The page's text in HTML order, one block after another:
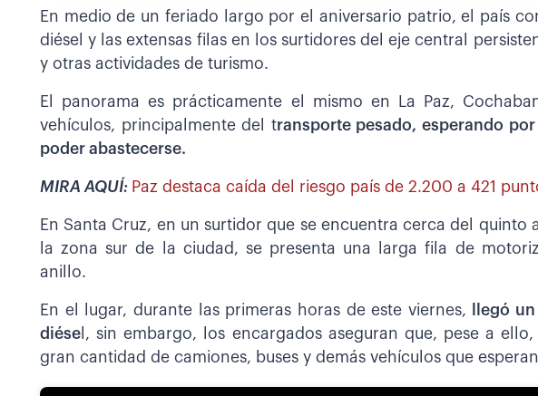
En medio de un feriado largo por el aniversario patrio, el país
diésel y las extensas filas en los surtidores del eje central
y otras actividades de turismo.
El panorama es prácticamente el mismo en La Paz,
vehículos, principalmente del transporte pesado, esperando
poder abastecerse.
MIRA AQUÍ: Paz destaca caída del riesgo país de 2.200 a 421
En Santa Cruz, en un surtidor que se encuentra cerca del quinto
la zona sur de la ciudad, se presenta una larga fila de
anillo.
En el lugar, durante las primeras horas de este viernes,
llegó
diése l, sin embargo, los encargados aseguran que, pese a
gran cantidad de camiones, buses y demás vehículos que